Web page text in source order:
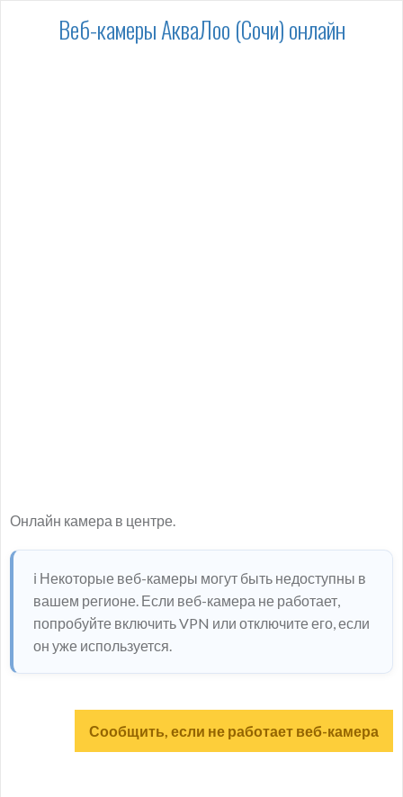
Веб-камеры АкваЛоо (Сочи) онлайн
Онлайн камера в центре.
ℹ️ Некоторые веб-камеры могут быть недоступны в
вашем регионе. Если веб-камера не работает,
попробуйте включить VPN или отключите его, если
он уже используется.
Сообщить, если не работает веб-камера